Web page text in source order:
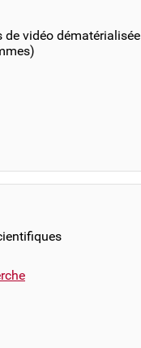
de vidéo dématérialisée